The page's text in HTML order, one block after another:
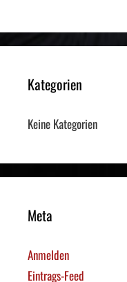
Kategorien
Keine Kategorien
Meta
Anmelden
Eintrags-Feed